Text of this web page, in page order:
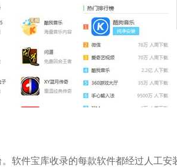
件宝库收录的每款软件都经过人工安